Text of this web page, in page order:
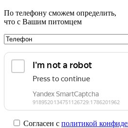
По телефону сможем определить,
что с Вашим питомцем
Согласен с политикой